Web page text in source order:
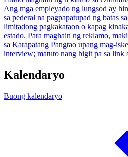
Ang mga empleyado ng lungsod ay
sa pederal na pagpapatupad ng batas
limitadong pagkakataon o kapag
estado. Para maghain ng reklamo,
sa Karapatang Pangtao upang mag-
interview; matuto nang higit pa sa link
Kalendaryo
Buong kalendaryo